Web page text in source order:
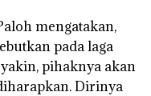
mengatakan,
pada laga
pihaknya akan
Dirinya